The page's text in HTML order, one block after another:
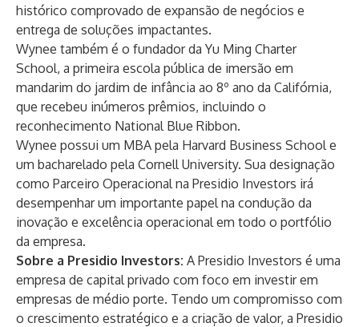
histórico comprovado de expansão de negócios e
entrega de soluções impactantes.
Wynee também é o fundador da Yu Ming Charter
School, a primeira escola pública de imersão em
mandarim do jardim de infância ao 8º ano da Califórnia,
que recebeu inúmeros prêmios, incluindo o
reconhecimento National Blue Ribbon.
Wynee possui um MBA pela Harvard Business School e
um bacharelado pela Cornell University. Sua designação
como Parceiro Operacional na Presidio Investors irá
desempenhar um importante papel na condução da
inovação e excelência operacional em todo o portfólio
da empresa.
Sobre a Presidio Investors: A Presidio Investors é uma
empresa de capital privado com foco em investir em
empresas de médio porte. Tendo um compromisso com
o crescimento estratégico e a criação de valor, a Presidio